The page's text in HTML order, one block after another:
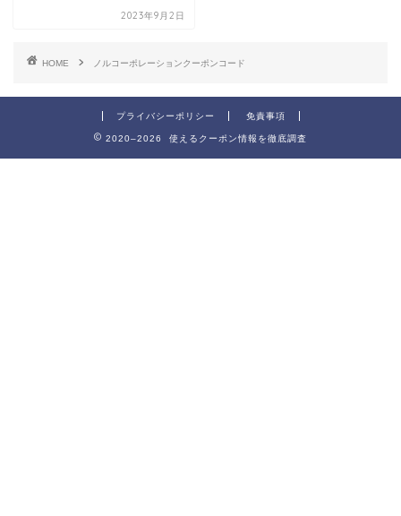
2023年9月2日
HOME ノルコーポレーションクーポンコード
プライバシーポリシー 免責事項
2020–2026 使えるクーポン情報を徹底調査